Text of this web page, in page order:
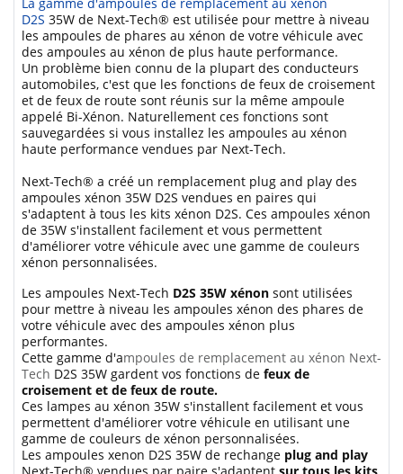
D2S 35W de Next-Tech® est utilisée pour mettre à niveau
les ampoules de phares au xénon de votre véhicule avec
des ampoules au xénon de plus haute performance.
Un problème bien connu de la plupart des conducteurs
automobiles, c'est que les fonctions de feux de croisement
et de feux de route sont réunis sur la même ampoule
appelé Bi-Xénon. Naturellement ces fonctions sont
sauvegardées si vous installez les ampoules au xénon
haute performance vendues par Next-Tech.
Next-Tech® a créé un remplacement plug and play des
ampoules xénon 35W D2S vendues en paires qui
s'adaptent à tous les kits xénon D2S. Ces ampoules xénon
de 35W s'installent facilement et vous permettent
d'améliorer votre véhicule avec une gamme de couleurs
xénon personnalisées.
Les ampoules Next-Tech D2S 35W xénon sont utilisées
pour mettre à niveau les ampoules xénon des phares de
votre véhicule avec des ampoules xénon plus
performantes.
Cette gamme d'ampoules de remplacement au xénon Next-
Tech D2S 35W gardent vos fonctions de feux de
croisement et de feux de route.
Ces lampes au xénon 35W s'installent facilement et vous
permettent d'améliorer votre véhicule en utilisant une
gamme de couleurs de xénon personnalisées.
Les ampoules xenon D2S 35W de rechange plug and play